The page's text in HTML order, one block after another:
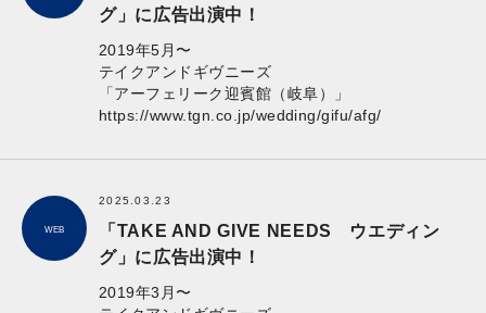
グ」に広告出演中！
2019年5月〜
テイクアンドギヴニーズ
「アーフェリーク迎賓館（岐阜）」
https://www.tgn.co.jp/wedding/gifu/afg/
WEB
2025.03.23
「TAKE AND GIVE NEEDS ウエディン
グ」に広告出演中！
2019年3月〜